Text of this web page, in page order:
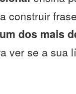
construir
dos mais
ver se a sua